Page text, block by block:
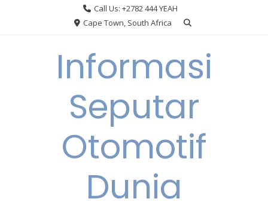
Call Us: +2782 444 YEAH
Cape Town, South Africa
Informasi
Seputar
Otomotif
Dunia